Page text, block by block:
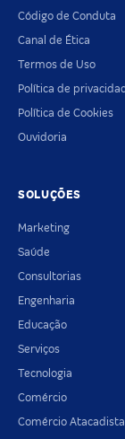
Código de Conduta
Canal de Ética
Termos de Uso
Política de
Política de Cookies
Ouvidoria
SOLUÇÕES
Marketing
Saúde
Consultorias
Engenharia
Educação
Serviços
Tecnologia
Comércio
Comércio Atacadista